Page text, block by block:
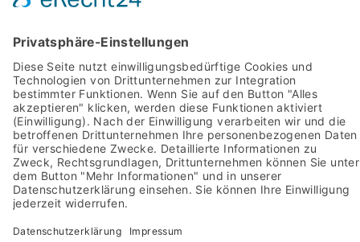
Ebenso danken wir allen weiteren
Unterstützern und Förderern! Ein Übersicht
finden Siehier.
Die Urheberrechte liegen bei den abgebildeten
Personen bzw. den jeweiligen Fotografen, Verlagen
und Agenturen.